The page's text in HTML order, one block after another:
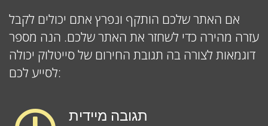
אם האתר שלכם הותקף ונפרץ אתם יכולים לקבל
עזרה מהירה כדי לשחזר את האתר שלכם. הנה מספר
דוגמאות לצורה בה תגובת החירום של סייטלוק יכולה
לסייע לכם:
תגובה מיידית